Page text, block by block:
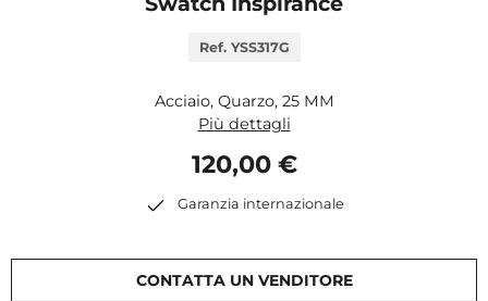
Ref. YSS317G
Acciaio, Quarzo, 25 MM
Più dettagli
120,00 €
Garanzia internazionale
CONTATTA UN VENDITORE